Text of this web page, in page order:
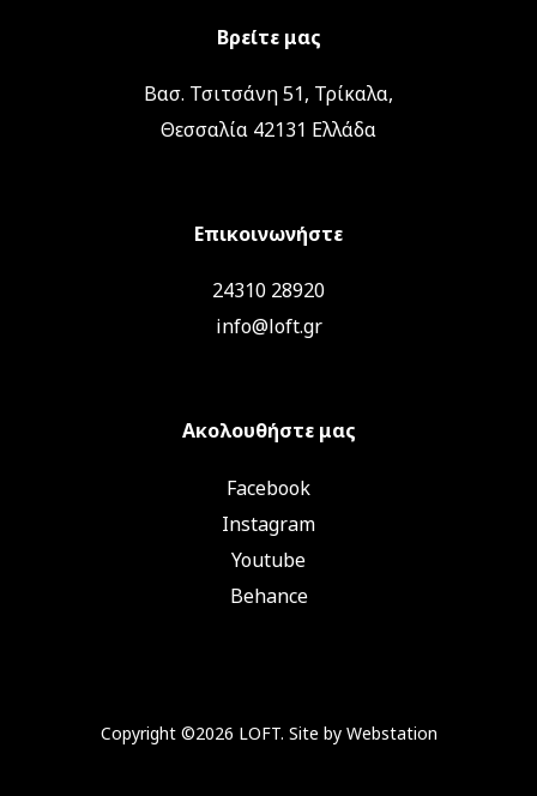
Βρείτε μας
Βασ. Τσιτσάνη 51, Τρίκαλα,
Θεσσαλία 42131 Ελλάδα
Επικοινωνήστε
24310 28920
info@loft.gr
Ακολουθήστε μας
Facebook
Instagram
Youtube
Behance
Copyright ©2026 LOFT. Site by Webstation